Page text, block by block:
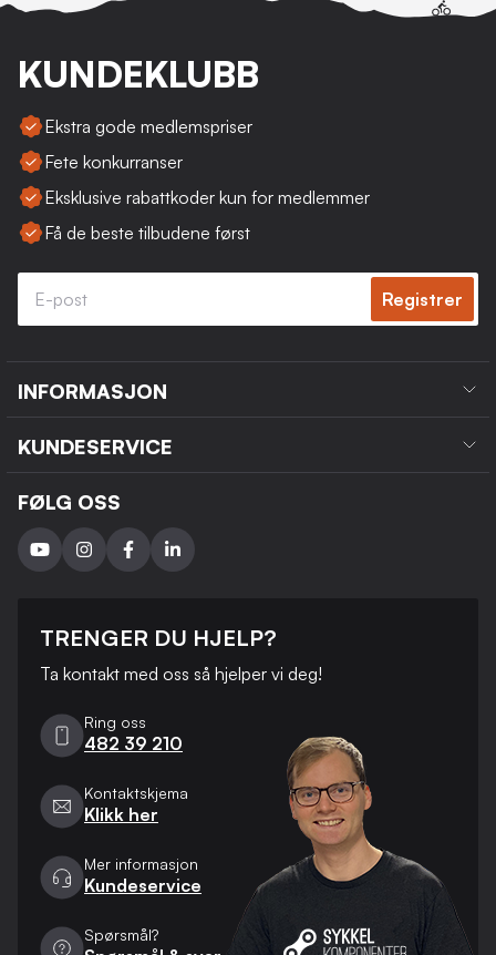
KUNDEKLUBB
Ekstra gode medlemspriser
Fete konkurranser
Eksklusive rabattkoder kun for medlemmer
Få de beste tilbudene først
Registrer
INFORMASJON
KUNDESERVICE
FØLG OSS
TRENGER DU HJELP?
Ta kontakt med oss ​​så hjelper vi deg!
Ring oss
482 39 210
Kontaktskjema
Klikk her
Mer informasjon
Kundeservice
Spørsmål?